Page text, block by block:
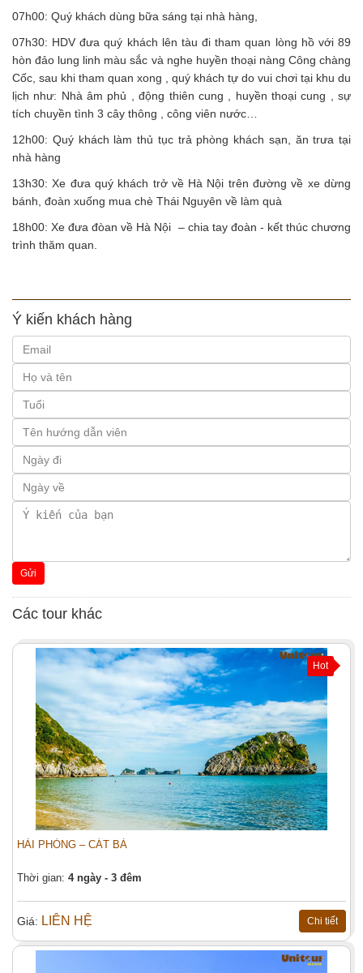
07h00: Quý khách dùng bữa sáng tại nhà hàng,
07h30: HDV đưa quý khách lên tàu đi tham quan lòng hồ với 89
hòn đảo lung linh màu sắc và nghe huyền thoại nàng Công chàng
Cốc, sau khi tham quan xong , quý khách tự do vui chơi tại khu du
lịch như: Nhà âm phủ , động thiên cung , huyền thoại cung , sự
tích chuyền tình 3 cây thông , công viên nước…
12h00: Quý khách làm thủ tục trả phòng khách sạn, ăn trưa tại
nhà hàng
13h30: Xe đưa quý khách trở về Hà Nội trên đường về xe dừng
bánh, đoàn xuống mua chè Thái Nguyên về làm quà
18h00: Xe đưa đòan về Hà Nội – chia tay đoàn - kết thúc chương
trình thăm quan.
Ý kiến khách hàng
Gửi
Các tour khác
Hot
HẢI PHÒNG – CÁT BÀ
Thời gian: 4 ngày - 3 đêm
Giá: LIÊN HỆ Chi tiết